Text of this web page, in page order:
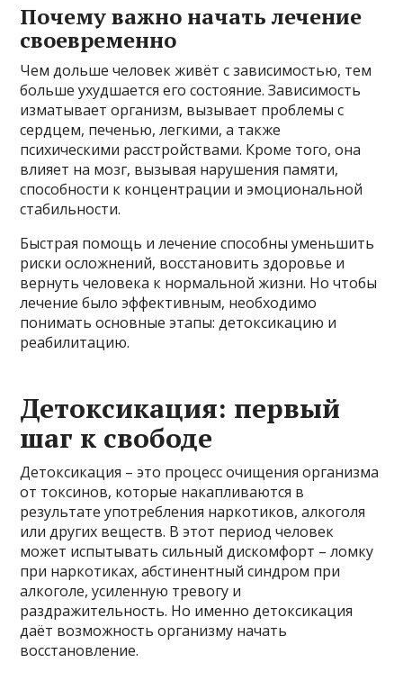
Почему важно начать лечение
своевременно
Чем дольше человек живёт с зависимостью, тем
больше ухудшается его состояние. Зависимость
изматывает организм, вызывает проблемы с
сердцем, печенью, легкими, а также
психическими расстройствами. Кроме того, она
влияет на мозг, вызывая нарушения памяти,
способности к концентрации и эмоциональной
стабильности.
Быстрая помощь и лечение способны уменьшить
риски осложнений, восстановить здоровье и
вернуть человека к нормальной жизни. Но чтобы
лечение было эффективным, необходимо
понимать основные этапы: детоксикацию и
реабилитацию.
Детоксикация: первый
шаг к свободе
Детоксикация – это процесс очищения организма
от токсинов, которые накапливаются в
результате употребления наркотиков, алкоголя
или других веществ. В этот период человек
может испытывать сильный дискомфорт – ломку
при наркотиках, абстинентный синдром при
алкоголе, усиленную тревогу и
раздражительность. Но именно детоксикация
даёт возможность организму начать
восстановление.